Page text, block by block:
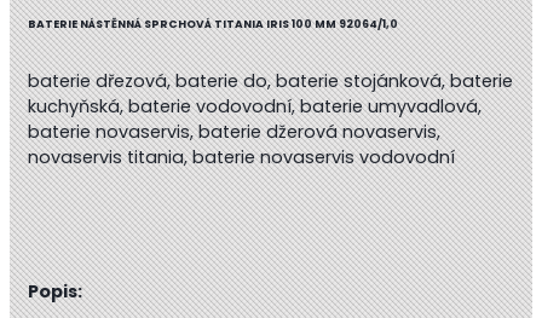
BATERIE NÁSTĚNNÁ SPRCHOVÁ TITANIA IRIS 100 MM 92064/1,0
baterie dřezová, baterie do, baterie stojánková, baterie
kuchyňská, baterie vodovodní, baterie umyvadlová,
baterie novaservis, baterie džerová novaservis,
novaservis titania, baterie novaservis vodovodní
Popis: